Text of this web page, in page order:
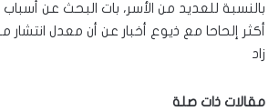
بالنسبة للعديد من الأسر، بات البحث عن أسباب
أكثر إلحاحا مع ذيوع أخبار عن أن معدل
زاد
مقالات ذات صلة